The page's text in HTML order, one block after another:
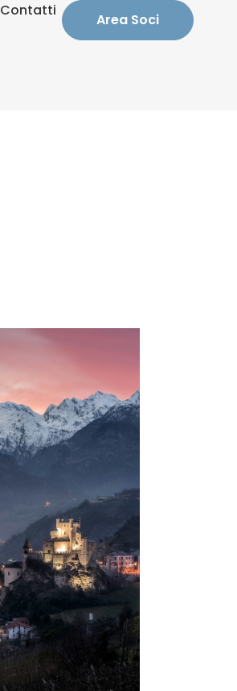
Contatti
Area Soci